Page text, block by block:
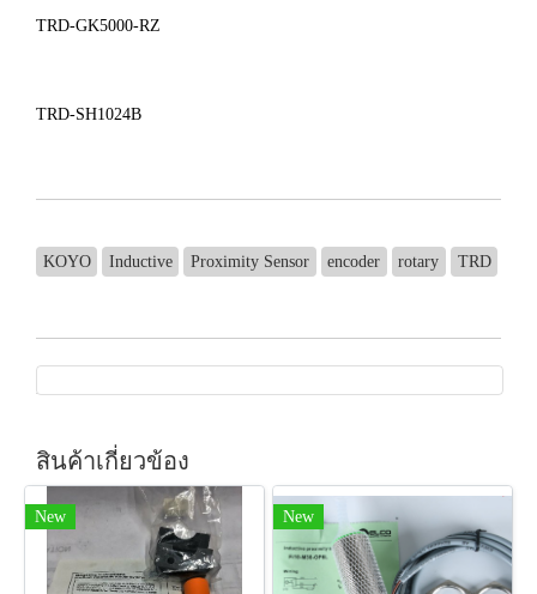
TRD-GK5000-RZ
TRD-SH1024B
KOYO Inductive Proximity Sensor encoder rotary TRD
สินค้าเกี่ยวข้อง
New New